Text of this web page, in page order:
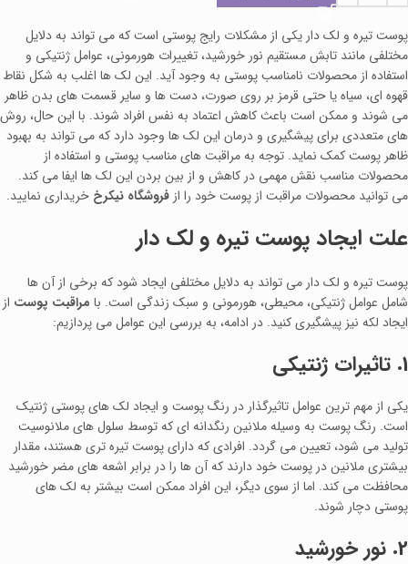
پوست تیره و لک دار یکی از مشکلات رایج پوستی است که می‌ تواند به دلایل
مختلفی مانند تابش مستقیم نور خورشید، تغییرات هورمونی، عوامل ژنتیکی و
استفاده از محصولات نامناسب پوستی به وجود آید. این لک‌ ها اغلب به شکل نقاط
قهوه‌ ای، سیاه یا حتی قرمز بر روی صورت، دست‌ ها و سایر قسمت‌ های بدن ظاهر
می‌ شوند و ممکن است باعث کاهش اعتماد به نفس افراد شوند. با این حال، روش‌
های متعددی برای پیشگیری و درمان این لک‌ ها وجود دارد که می‌ تواند به بهبود
ظاهر پوست کمک نماید. توجه به مراقبت‌ های مناسب پوستی و استفاده از
محصولات مناسب نقش مهمی در کاهش و از بین بردن این لک‌ ها ایفا می‌ کند.
می توانید محصولات مراقبت از پوست خود را از فروشگاه نیکرخ خریداری نمایید.
علت ایجاد پوست تیره و لک‌ دار
پوست تیره و لک‌ دار می‌ تواند به دلایل مختلفی ایجاد شود که برخی از آن‌ ها
شامل عوامل ژنتیکی، محیطی، هورمونی و سبک زندگی است. با مراقبت پوست از
ایجاد لکه نیز پیشگیری کنید. در ادامه، به بررسی این عوامل می پردازیم:
1. تاثیرات ژنتیکی
یکی از مهم‌ ترین عوامل تاثیرگذار در رنگ پوست و ایجاد لک‌ های پوستی ژنتیک
است. رنگ پوست به وسیله ملانین رنگدانه‌ ای که توسط سلول‌ های ملانوسیت
تولید می‌ شود، تعیین می‌ گردد. افرادی که دارای پوست تیره‌ تری هستند، مقدار
بیشتری ملانین در پوست خود دارند که آن‌ ها را در برابر اشعه‌ های مضر خورشید
محافظت می کند. اما از سوی دیگر، این افراد ممکن است بیشتر به لک‌ های
پوستی دچار شوند.
2. نور خورشید